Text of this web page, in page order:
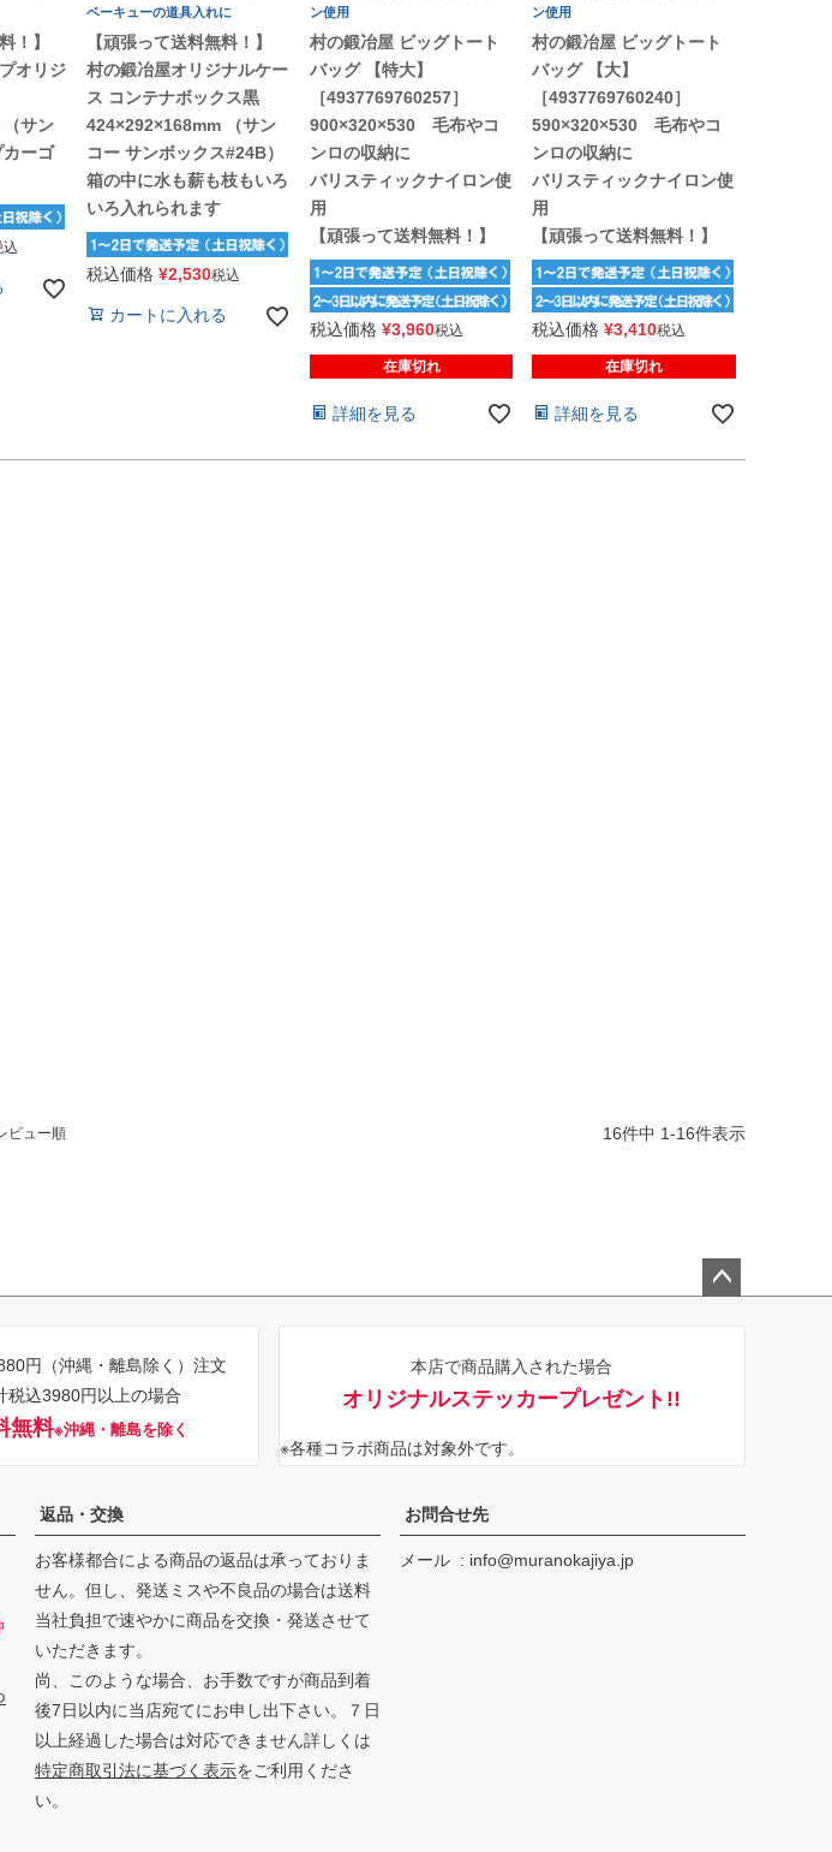
！】
オリジ
サン
ーゴ
込
ベーキューの道具入れに
【頑張って送料無料！】
村の鍛冶屋オリジナルケー
ス コンテナボックス黒
424×292×168mm （サン
コー サンボックス#24B）
箱の中に水も薪も枝もいろ
いろ入れられます
税込価格 ¥2,530税込
カートに入れる
ン使用
村の鍛冶屋 ビッグトート
バッグ 【特大】
［4937769760257］
900×320×530 毛布やコ
ンロの収納に
バリスティックナイロン使
用
【頑張って送料無料！】
税込価格 ¥3,960税込
在庫切れ
詳細を見る
ン使用
村の鍛冶屋 ビッグトート
バッグ 【大】
［4937769760240］
590×320×530 毛布やコ
ンロの収納に
バリスティックナイロン使
用
【頑張って送料無料！】
税込価格 ¥3,410税込
在庫切れ
詳細を見る
ビュー順 16件中 1-16件表示
円（沖縄・離島除く）注文
税込3980円以上の場合
無料※沖縄・離島を除く
本店で商品購入された場合
オリジナルステッカープレゼント!!
※各種コラボ商品は対象外です。
返品・交換
お客様都合による商品の返品は承っておりま
せん。但し、発送ミスや不良品の場合は送料
当社負担で速やかに商品を交換・発送させて
いただきます。
尚、このような場合、お手数ですが商品到着
後7日以内に当店宛てにお申し出下さい。７日
以上経過した場合は対応できません詳しくは
特定商取引法に基づく表示をご利用くださ
い。
お問合せ先
メール info@muranokajiya.jp